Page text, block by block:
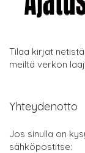
Tilaa kirjat
meiltä verkon
Yhteydenotto
Jos sinulla on
sähköpostitse: